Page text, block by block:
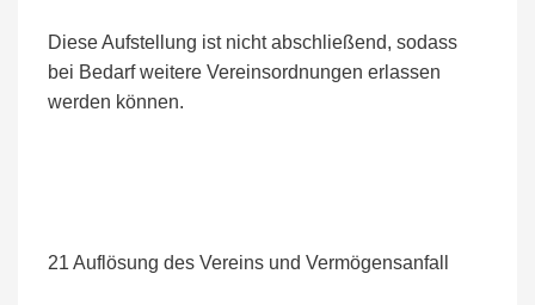
Diese Aufstellung ist nicht abschließend, sodass
bei Bedarf weitere Vereinsordnungen erlassen
werden können.
21 Auflösung des Vereins und Vermögensanfall